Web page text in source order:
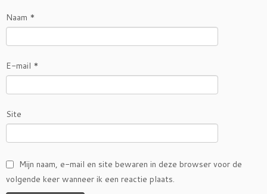
Naam *
E-mail *
Site
Mijn naam, e-mail en site bewaren in deze browser voor de
volgende keer wanneer ik een reactie plaats.